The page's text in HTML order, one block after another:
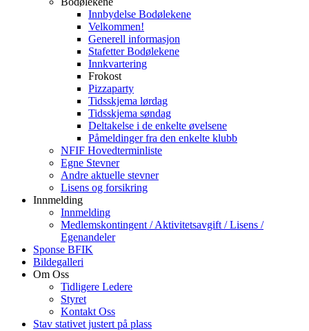
Innbydelse Bodølekene
Velkommen!
Generell informasjon
Stafetter Bodølekene
Innkvartering
Frokost
Pizzaparty
Tidsskjema lørdag
Tidsskjema søndag
Deltakelse i de enkelte øvelsene
Påmeldinger fra den enkelte klubb
NFIF Hovedterminliste
Egne Stevner
Andre aktuelle stevner
Lisens og forsikring
Innmelding
Innmelding
Medlemskontingent / Aktivitetsavgift / Lisens /
Egenandeler
Sponse BFIK
Bildegalleri
Om Oss
Tidligere Ledere
Styret
Kontakt Oss
Stav stativet justert på plass